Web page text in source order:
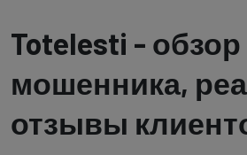
Totelesti -
мошенника,
отзывы